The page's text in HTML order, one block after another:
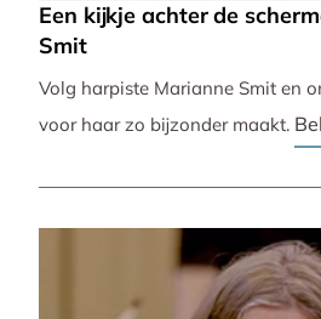
Een kijkje achter de
Smit
Volg harpiste Marianne Smit en
voor haar zo bijzonder maakt.